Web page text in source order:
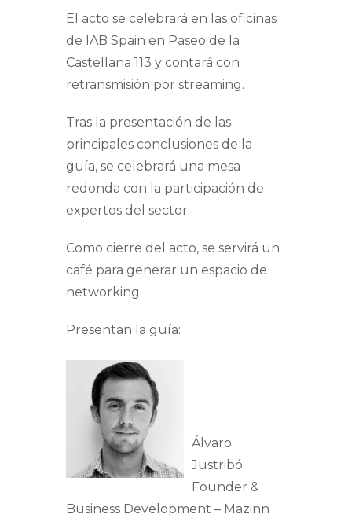
El acto se celebrará en las oficinas
de IAB Spain en Paseo de la
Castellana 113 y contará con
retransmisión por streaming.
Tras la presentación de las
principales conclusiones de la
guía, se celebrará una mesa
redonda con la participación de
expertos del sector.
Como cierre del acto, se servirá un
café para generar un espacio de
networking.
Presentan la guía:
Álvaro
Justribó.
Founder &
Business Development – Mazinn